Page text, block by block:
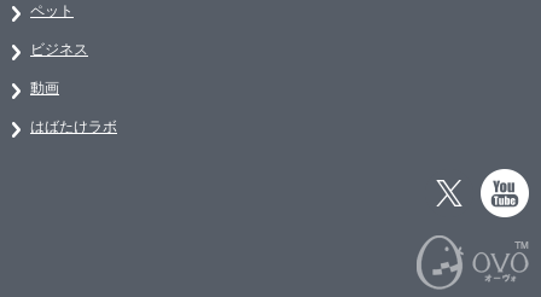
ペット
ビジネス
動画
はばたけラボ